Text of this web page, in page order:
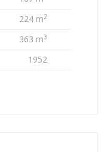
224 m2
363 m3
1952